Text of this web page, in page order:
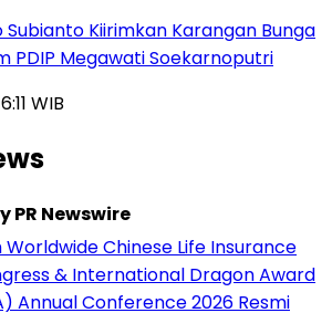
Kiirimkan Karangan Bunga
PDIP Megawati Soekarnoputri
WIB
PR Newswire
Worldwide Chinese Life Insurance
& International Dragon Award
Annual Conference 2026 Resmi